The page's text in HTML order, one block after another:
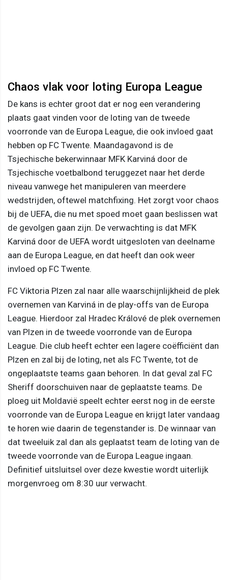
Chaos vlak voor loting Europa League
De kans is echter groot dat er nog een verandering
plaats gaat vinden voor de loting van de tweede
voorronde van de Europa League, die ook invloed gaat
hebben op FC Twente. Maandagavond is de
Tsjechische bekerwinnaar MFK Karviná door de
Tsjechische voetbalbond teruggezet naar het derde
niveau vanwege het manipuleren van meerdere
wedstrijden, oftewel matchfixing. Het zorgt voor chaos
bij de UEFA, die nu met spoed moet gaan beslissen wat
de gevolgen gaan zijn. De verwachting is dat MFK
Karviná door de UEFA wordt uitgesloten van deelname
aan de Europa League, en dat heeft dan ook weer
invloed op FC Twente.
FC Viktoria Plzen zal naar alle waarschijnlijkheid de plek
overnemen van Karviná in de play-offs van de Europa
League. Hierdoor zal Hradec Králové de plek overnemen
van Plzen in de tweede voorronde van de Europa
League. Die club heeft echter een lagere coëfficiënt dan
Plzen en zal bij de loting, net als FC Twente, tot de
ongeplaatste teams gaan behoren. In dat geval zal FC
Sheriff doorschuiven naar de geplaatste teams. De
ploeg uit Moldavië speelt echter eerst nog in de eerste
voorronde van de Europa League en krijgt later vandaag
te horen wie daarin de tegenstander is. De winnaar van
dat tweeluik zal dan als geplaatst team de loting van de
tweede voorronde van de Europa League ingaan.
Definitief uitsluitsel over deze kwestie wordt uiterlijk
morgenvroeg om 8:30 uur verwacht.